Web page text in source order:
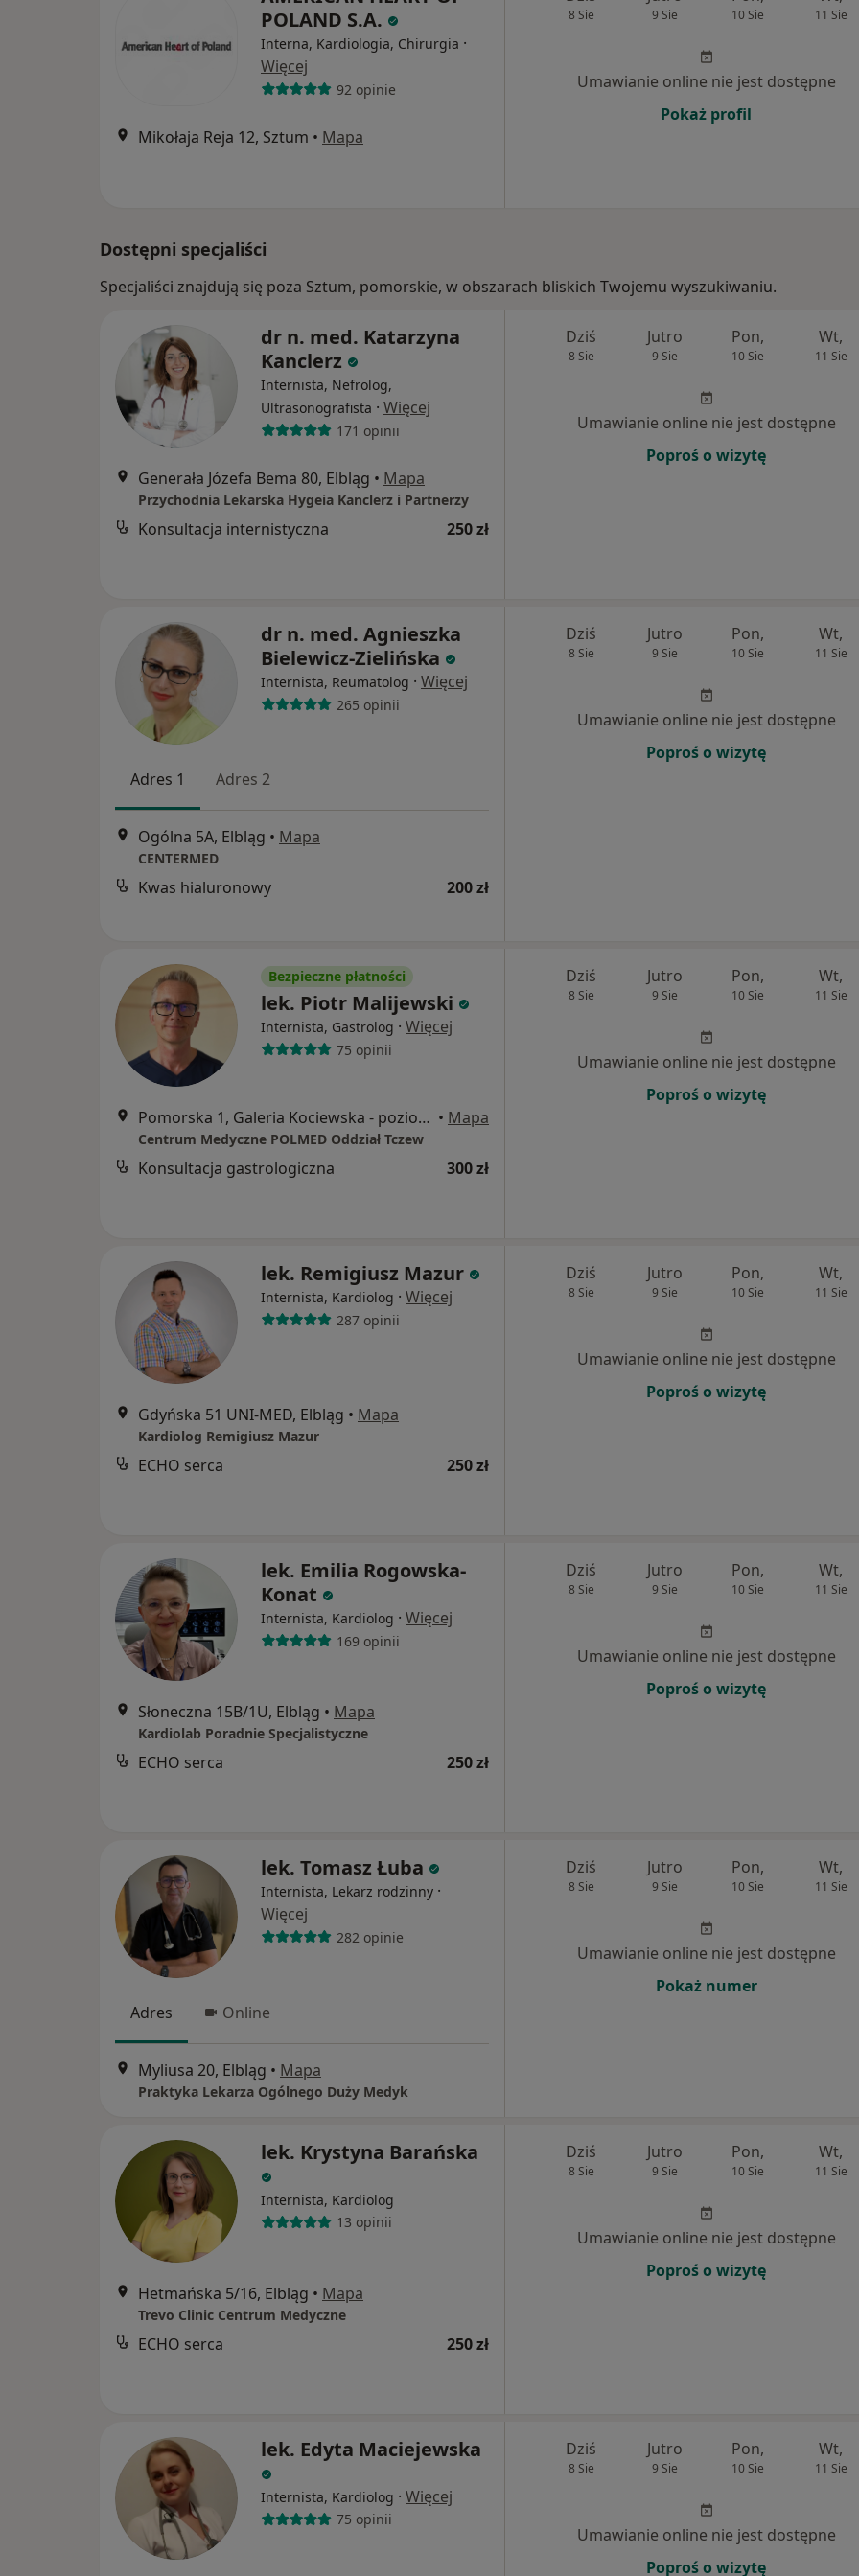
POLAND S.A.
Interna, Kardiologia, Chirurgia ·
Więcej
92 opinie
Mikołaja Reja 12, Sztum • Mapa
8 Sie 9 Sie 10 Sie 11 Sie
Umawianie online nie jest dostępne
Pokaż profil
Dostępni specjaliści
Specjaliści znajdują się poza Sztum, pomorskie, w obszarach bliskich Twojemu wyszukiwaniu.
dr n. med. Katarzyna
Kanclerz
Internista, Nefrolog,
Ultrasonografista · Więcej
171 opinii
Generała Józefa Bema 80, Elbląg • Mapa
Przychodnia Lekarska Hygeia Kanclerz i Partnerzy
Konsultacja internistyczna 250 zł
Dziś
8 Sie
Jutro
9 Sie
Pon,
10 Sie
Wt,
11 Sie
Umawianie online nie jest dostępne
Poproś o wizytę
dr n. med. Agnieszka
Bielewicz-Zielińska
Internista, Reumatolog · Więcej
265 opinii
Adres 1 Adres 2
Ogólna 5A, Elbląg • Mapa
CENTERMED
Kwas hialuronowy 200 zł
Dziś
8 Sie
Jutro
9 Sie
Pon,
10 Sie
Wt,
11 Sie
Umawianie online nie jest dostępne
Poproś o wizytę
Bezpieczne płatności
lek. Piotr Malijewski
Internista, Gastrolog · Więcej
75 opinii
Pomorska 1, Galeria Kociewska - poziom 2, Tczew • Mapa
Centrum Medyczne POLMED Oddział Tczew
Konsultacja gastrologiczna 300 zł
Dziś
8 Sie
Jutro
9 Sie
Pon,
10 Sie
Wt,
11 Sie
Umawianie online nie jest dostępne
Poproś o wizytę
lek. Remigiusz Mazur
Internista, Kardiolog · Więcej
287 opinii
Gdyńska 51 UNI-MED, Elbląg • Mapa
Kardiolog Remigiusz Mazur
ECHO serca 250 zł
Dziś
8 Sie
Jutro
9 Sie
Pon,
10 Sie
Wt,
11 Sie
Umawianie online nie jest dostępne
Poproś o wizytę
lek. Emilia Rogowska-
Konat
Internista, Kardiolog · Więcej
169 opinii
Słoneczna 15B/1U, Elbląg • Mapa
Kardiolab Poradnie Specjalistyczne
ECHO serca 250 zł
Dziś
8 Sie
Jutro
9 Sie
Pon,
10 Sie
Wt,
11 Sie
Umawianie online nie jest dostępne
Poproś o wizytę
lek. Tomasz Łuba
Internista, Lekarz rodzinny ·
Więcej
282 opinie
Adres Online
Myliusa 20, Elbląg • Mapa
Praktyka Lekarza Ogólnego Duży Medyk
Dziś
8 Sie
Jutro
9 Sie
Pon,
10 Sie
Wt,
11 Sie
Umawianie online nie jest dostępne
Pokaż numer
lek. Krystyna Barańska
Internista, Kardiolog
13 opinii
Hetmańska 5/16, Elbląg • Mapa
Trevo Clinic Centrum Medyczne
ECHO serca 250 zł
Dziś
8 Sie
Jutro
9 Sie
Pon,
10 Sie
Wt,
11 Sie
Umawianie online nie jest dostępne
Poproś o wizytę
lek. Edyta Maciejewska
Internista, Kardiolog · Więcej
75 opinii
Dziś
8 Sie
Jutro
9 Sie
Pon,
10 Sie
Wt,
11 Sie
Umawianie online nie jest dostępne
Poproś o wizytę